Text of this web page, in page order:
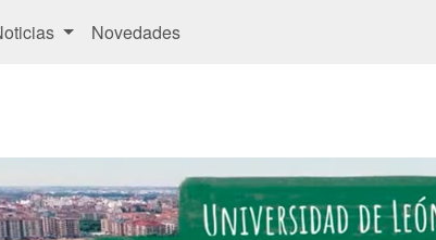
Novedades